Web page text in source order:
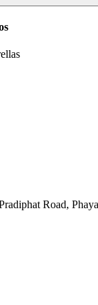
Road,